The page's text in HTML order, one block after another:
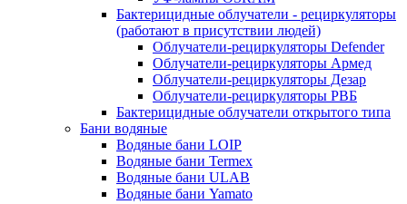
Бактерицидные облучатели - рециркуляторы
(работают в присутствии людей)
Облучатели-рециркуляторы Defender
Облучатели-рециркуляторы Армед
Облучатели-рециркуляторы Дезар
Облучатели-рециркуляторы РВБ
Бактерицидные облучатели открытого типа
Бани водяные
Водяные бани LOIP
Водяные бани Termex
Водяные бани ULAB
Водяные бани Yamato